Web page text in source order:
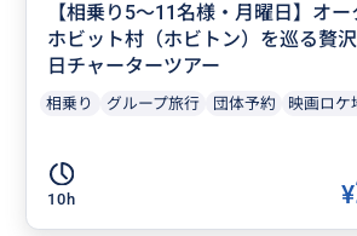
【相乗り5〜11名様・月曜日】オー
ホビット村（ホビトン）を巡る贅
日チャーターツアー
相乗り グループ旅行 団体予約 映画ロケ
10h ¥